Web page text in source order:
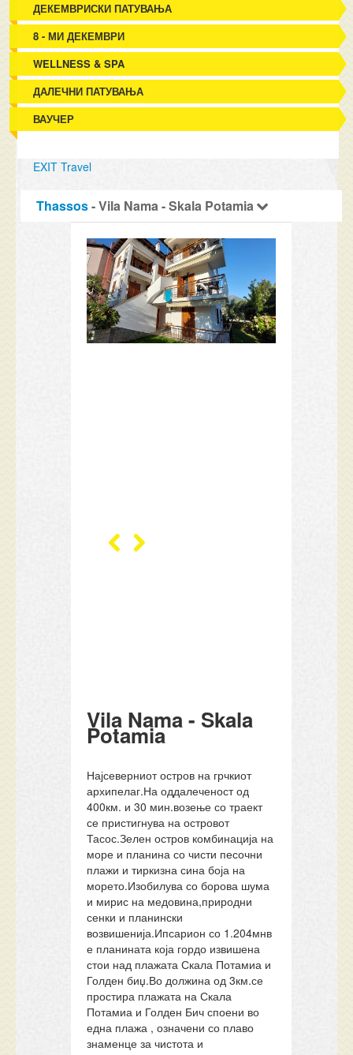
ДЕКЕМВРИСКИ ПАТУВАЊА
8 - МИ ДЕКЕМВРИ
WELLNESS & SPA
ДАЛЕЧНИ ПАТУВАЊА
ВАУЧЕР
EXIT Travel
Thassos- Vila Nama - Skala Potamia
Vila Nama - Skala
Potamia
Најсеверниот остров на грчкиот
архипелаг.На оддалеченост од
400км. и 30 мин.возење со траект
се пристигнува на островот
Тасос.Зелен остров комбинација на
море и планина со чисти песочни
плажи и тиркизна сина боја на
морето.Изобилува со борова шума
и мирис на медовина,природни
сенки и планински
возвишенија.Ипсарион со 1.204мнв
е планината која гордо извишена
стои над плажата Скала Потамиа и
Голден биџ.Во должина од 3км.се
простира плажата на Скала
Потамиа и Голден Бич споени во
една плажа , означени со плаво
знаменце за чистота и